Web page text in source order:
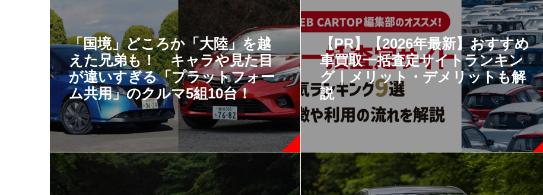
「国境」どころか「大陸」を越
えた兄弟も！ キャラや見た目
が違いすぎる「プラットフォー
ム共用」のクルマ5組10台！
【PR】【2026年最新】おすすめ
車買取一括査定サイトランキン
グ｜メリット・デメリットも解
説